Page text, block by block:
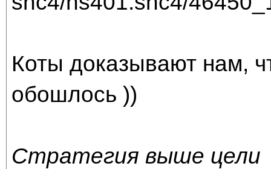
Коты доказывают нам,
обошлось ))
Стратегия выше цели